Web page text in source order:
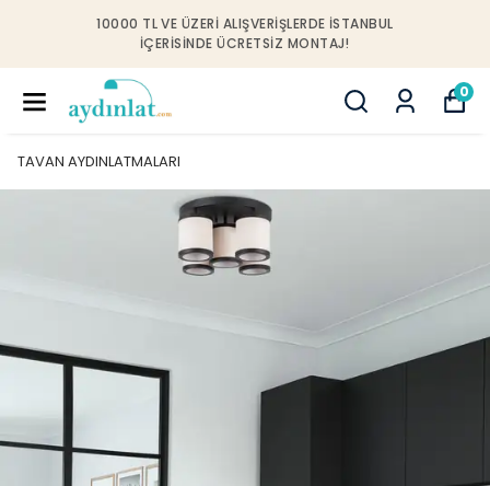
10000 TL VE ÜZERI ALIŞVERIŞLERDE İSTANBUL
IÇERISINDE ÜCRETSIZ MONTAJ!
0
TAVAN AYDINLATMALARI